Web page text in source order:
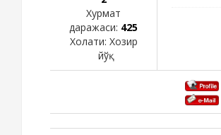
Хурмат
даражаси: 425
Холати: Хозир
йўқ